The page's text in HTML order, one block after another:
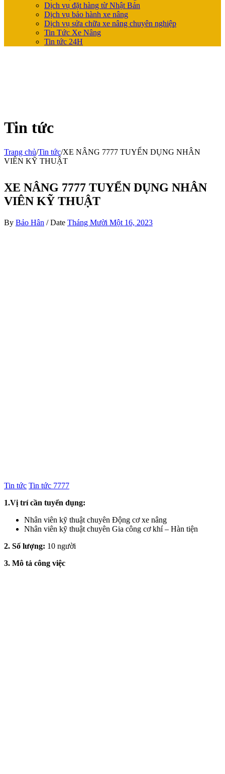
Dịch vụ đặt hàng từ Nhật Bản
Dịch vụ bảo hành xe nâng
Dịch vụ sửa chữa xe nâng chuyên nghiệp
Tin Tức Xe Nâng
Tin tức 24H
Tin tức
Trang chủ/Tin tức/XE NÂNG 7777 TUYỂN DỤNG NHÂN
VIÊN KỸ THUẬT
XE NÂNG 7777 TUYỂN DỤNG NHÂN
VIÊN KỸ THUẬT
By Bảo Hân / Date Tháng Mười Một 16, 2023
Tin tức Tin tức 7777
1.Vị trí cần tuyển dụng:
Nhân viên kỹ thuật chuyên Động cơ xe nâng
Nhân viên kỹ thuật chuyên Gia công cơ khí – Hàn tiện
2. Số lượng: 10 người
3. Mô tả công việc